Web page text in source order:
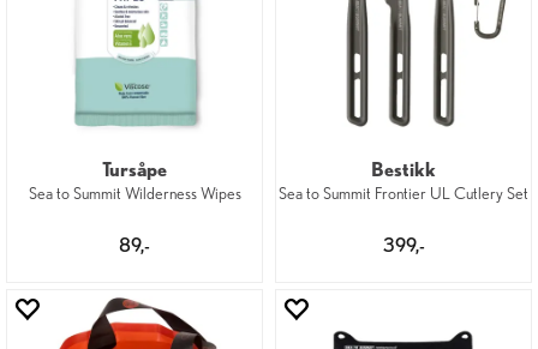
Tursåpe
Sea to Summit Wilderness Wipes
89,-
Bestikk
Sea to Summit Frontier UL Cutlery Set
399,-